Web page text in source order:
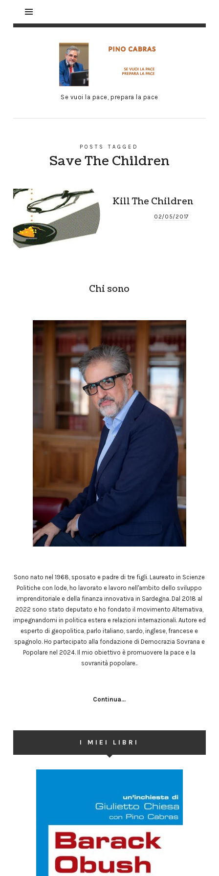
Se vuoi la pace, prepara la pace
POSTS TAGGED
Save The Children
Kill The Children
02/05/2017
Chi sono
Sono nato nel 1968, sposato e padre di tre figli. Laureato in Scienze
Politiche con lode, ho lavorato e lavoro nell'ambito dello sviluppo
imprenditoriale e della finanza innovativa in Sardegna. Dal 2018 al
2022 sono stato deputato e ho fondato il movimento Alternativa,
impegnandomi in politica estera e relazioni internazionali. Autore ed
esperto di geopolitica, parlo italiano, sardo, inglese, francese e
spagnolo. Ho partecipato alla fondazione di Democrazia Sovrana e
Popolare nel 2024. Il mio obiettivo è promuovere la pace e la
sovranità popolare..
Continua...
I MIEI LIBRI